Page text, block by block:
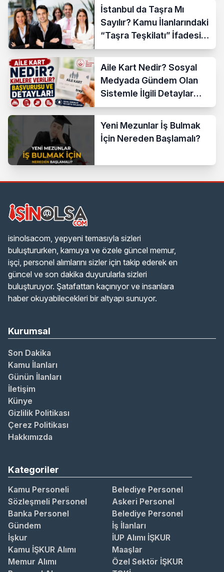
İstanbul da Taşra Mı
Sayılır? Kamu İlanlarındaki
“Taşra Teşkilatı” İfadesi
Açıklandı
Aile Kart Nedir? Sosyal
Medyada Gündem Olan
Sistemle İlgili Detaylar
Araştırılıyor
Yeni Mezunlar İş Bulmak
İçin Nereden Başlamalı?
isinolsacom, yepyeni temasıyla sizleri
buluştururken, kamuya ve özele güncel memur,
işçi, personel alımlarını sizler için takip ederek en
güncel ve son dakika duyurularla sizleri
buluşturuyor. Şatafattan kaçınıyor ve insanlara
haber okuyabilecekleri bir altyapı sunuyor.
Kurumsal
Son Dakika
Kamu İlanları
Günün İlanları
İletişim
Künye
Gizlilik Politikası
Çerez Politikası
Hakkımızda
Kategoriler
Kamu Personeli
Belediye Personel
Sözleşmeli Personel
Askeri Personel
Banka Personel
Belediye Personel
Gündem
İş İlanları
İşkur
İUP Alımı İŞKUR
Kamu İŞKUR Alımı
Maaşlar
Memur Alımı
Özel Sektör İŞKUR